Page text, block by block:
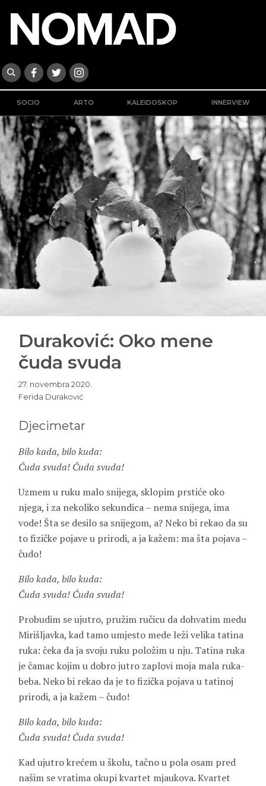
SOCIO ARTO KALEIDOSKOP INNERVIEW
Duraković: Oko mene
čuda svuda
27. novembra 2020.
Ferida Duraković
Djecimetar
Bilo kada, bilo kuda:
Čuda svuda! Čuda svuda!
Uzmem u ruku malo snijega, sklopim prstiće oko
njega, i za nekoliko sekundica – nema snijega, ima
vode! Šta se desilo sa snijegom, a? Neko bi rekao da su
to fizičke pojave u prirodi, a ja kažem: ma šta pojava –
čudo!
Bilo kada, bilo kuda:
Čuda svuda! Čuda svuda!
Probudim se ujutro, pružim ručicu da dohvatim medu
Mirišljavka, kad tamo umjesto mede leži velika tatina
ruka: čeka da ja svoju ruku položim u nju. Tatina ruka
je čamac kojim u dobro jutro zaplovi moja mala ruka-
beba. Neko bi rekao da je to fizička pojava u tatinoj
prirodi, a ja kažem – čudo!
Bilo kada, bilo kuda:
Čuda svuda! Čuda svuda!
Kad ujutro krećem u školu, tačno u pola osam pred
našim se vratima okupi kvartet mjaukova. Kvartet